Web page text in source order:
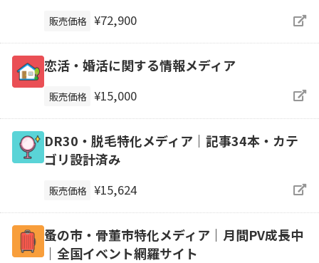
販売価格 ¥72,900
恋活・婚活に関する情報メディア
販売価格 ¥15,000
DR30・脱毛特化メディア｜記事34本・カテ
ゴリ設計済み
販売価格 ¥15,624
蚤の市・骨董市特化メディア｜月間PV成長中
｜全国イベント網羅サイト